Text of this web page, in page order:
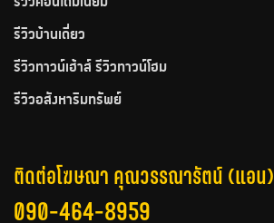
รีวิวบ้านเดี่ยว
รีวิวทาวน์เฮ้าส์ รีวิวทาวน์โฮม
รีวิวอสังหาริมทรัพย์
ติดต่อโฆษณา คุณวรรณารัตน์ (แอน)
090-464-8959